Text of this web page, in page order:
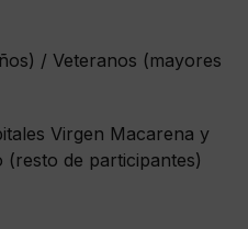
/ Veteranos (mayores
Virgen Macarena y
de participantes)